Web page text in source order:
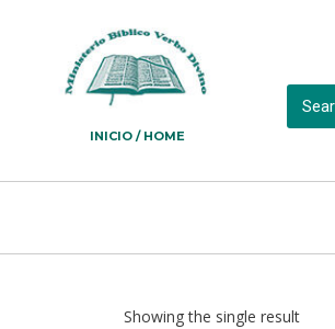
INICIO / HOME
Showing the single result